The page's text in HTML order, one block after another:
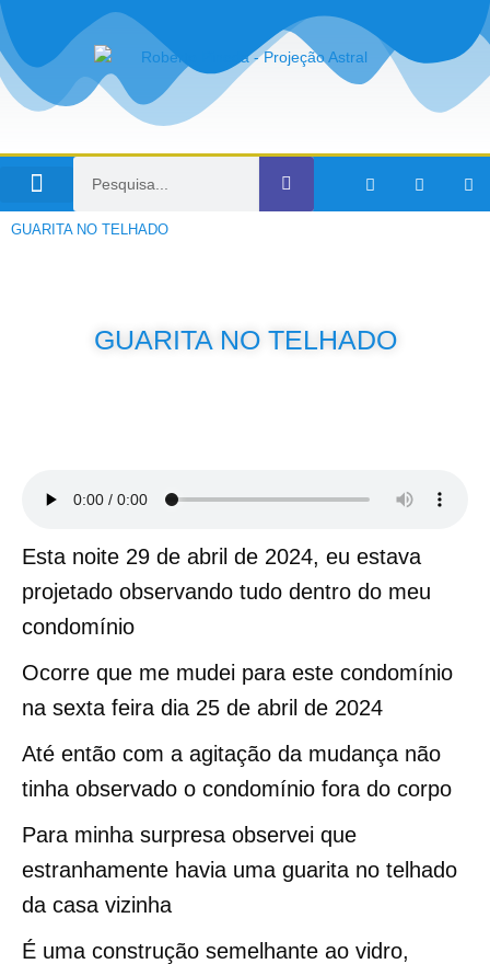
GUARITA NO TELHADO
GUARITA NO TELHADO
Esta noite 29 de abril de 2024, eu estava
projetado observando tudo dentro do meu
condomínio
Ocorre que me mudei para este condomínio
na sexta feira dia 25 de abril de 2024
Até então com a agitação da mudança não
tinha observado o condomínio fora do corpo
Para minha surpresa observei que
estranhamente havia uma guarita no telhado
da casa vizinha
É uma construção semelhante ao vidro,